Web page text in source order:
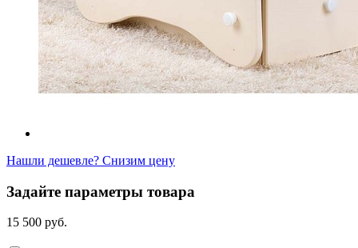
Нашли дешевле? Снизим цену
Задайте параметры товара
15 500 руб.